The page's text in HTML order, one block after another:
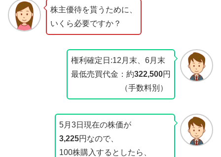
株主優待を貰うために、
いくら必要ですか？
権利確定日:12月末、6月末
最低売買代金：約322,500円
（手数料別）
5月3日現在の株価が
3,225円なので、
100株購入するとしたら、